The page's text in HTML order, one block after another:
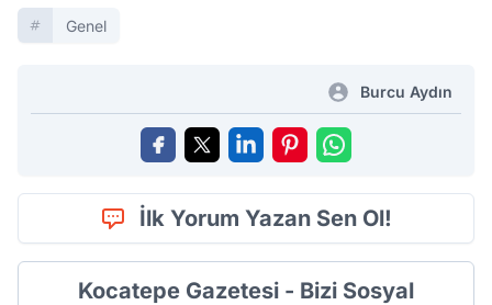
Genel
Burcu Aydın
İlk Yorum Yazan Sen Ol!
Kocatepe Gazetesi - Bizi Sosyal